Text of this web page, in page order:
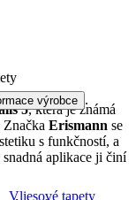
5, která je známá
Erismann se
s funkčností, a
snadná aplikace ji činí
výrobce .
Vliesové tapety